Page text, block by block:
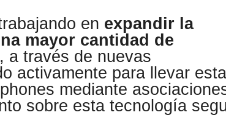
en expandir la
mayor cantidad de
, a través de nuevas
activamente para llevar esta
mediante
sobre esta tecnología